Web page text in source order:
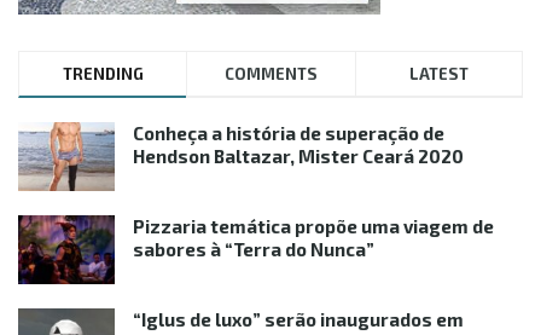
TRENDING COMMENTS LATEST
Conheça a história de superação de
Hendson Baltazar, Mister Ceará 2020
Pizzaria temática propõe uma viagem de
sabores à “Terra do Nunca”
“Iglus de luxo” serão inaugurados em